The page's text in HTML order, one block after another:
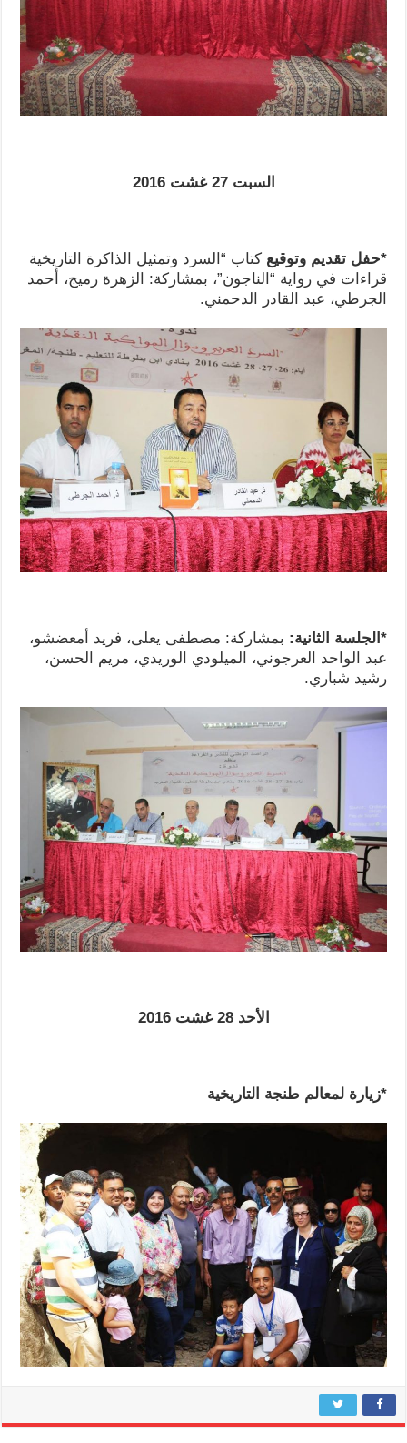
السبت 27 غشت 2016
*حفل تقديم وتوقيع كتاب “السرد وتمثيل الذاكرة التاريخية
قراءات في رواية “الناجون”، بمشاركة: الزهرة رميج، أحمد
الجرطي، عبد القادر الدحمني.
*الجلسة الثانية: بمشاركة: مصطفى يعلى، فريد أمعضشو،
عبد الواحد العرجوني، الميلودي الوريدي، مريم الحسن،
رشيد شباري.
الأحد 28 غشت 2016
*زيارة لمعالم طنجة التاريخية